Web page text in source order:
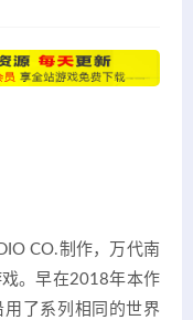
CO.制作，万代南
。早在2018年本作
用了系列相同的世界